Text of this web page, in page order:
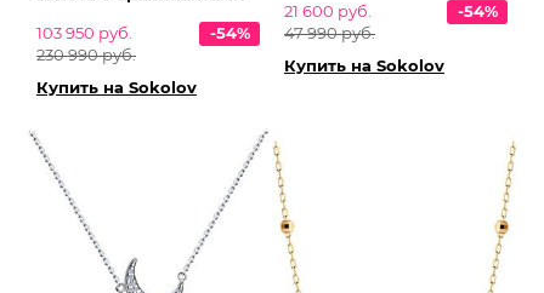
103 950 руб.
230 990 руб.
-54%
Купить на Sokolov
21 600 руб.
47 990 руб.
-54%
Купить на Sokolov